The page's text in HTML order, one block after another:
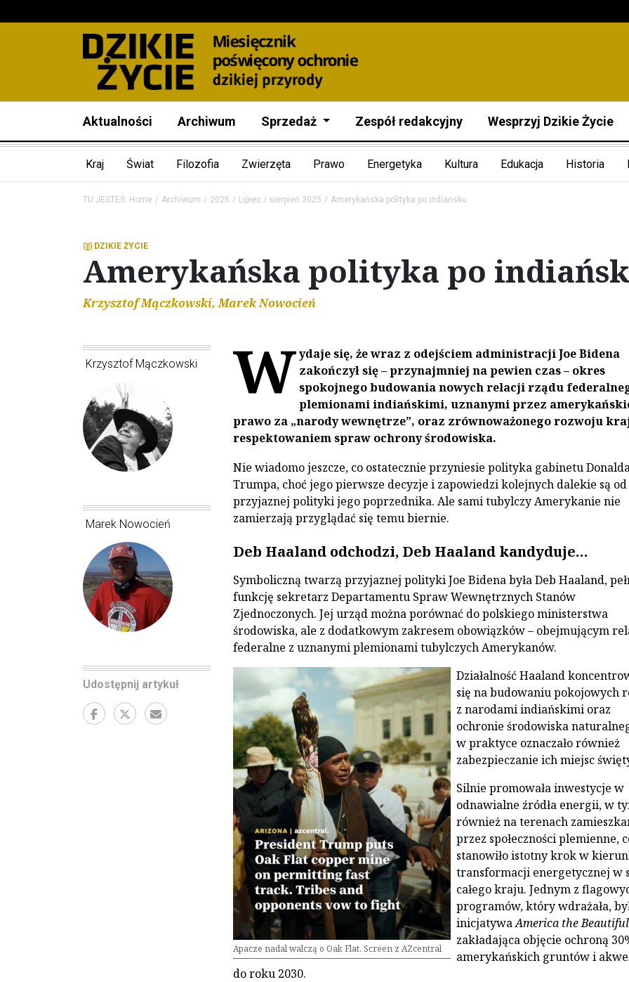
Aktualności Archiwum Sprzedaż Zespół redakcyjny Wesprzyj Dzikie Życie
Kraj Świat Filozofia Zwierzęta Prawo Energetyka Kultura Edukacja Historia
TU JESTEŚ: Home Archiwum 2025 Lipiec / sierpień 2025 Amerykańska polityka po indiańsku
DZIKIE ŻYCIE
Amerykańska polityka po
Krzysztof Mączkowski, Marek Nowocień
Krzysztof Mączkowski
Marek Nowocień
Udostępnij artykuł
Wydaje się, że wraz z odejściem administracji Joe Bidena
zakończył się – przynajmniej na pewien czas – okres
spokojnego budowania nowych relacji rządu
plemionami indiańskimi, uznanymi przez
prawo za „narody wewnętrze”, oraz zrównoważonego rozwoju
respektowaniem spraw ochrony środowiska.
Nie wiadomo jeszcze, co ostatecznie przyniesie polityka gabinetu
Trumpa, choć jego pierwsze decyzje i zapowiedzi kolejnych dalekie są od
przyjaznej polityki jego poprzednika. Ale sami tubylczy Amerykanie nie
zamierzają przyglądać się temu biernie.
Deb Haaland odchodzi, Deb Haaland kandyduje…
Symboliczną twarzą przyjaznej polityki Joe Bidena była Deb Haaland,
funkcję sekretarz Departamentu Spraw Wewnętrznych Stanów
Zjednoczonych. Jej urząd można porównać do polskiego ministerstwa
środowiska, ale z dodatkowym zakresem obowiązków – obejmującym
federalne z uznanymi plemionami tubylczych Amerykanów.
Apacze nadal walczą o Oak Flat. Screen z AZcentral
Działalność Haaland
się na budowaniu pokojowych
z narodami indiańskimi oraz
ochronie środowiska
w praktyce oznaczało również
zabezpieczanie ich miejsc
Silnie promowała inwestycje w
odnawialne źródła energii, w
również na terenach
przez społeczności plemienne,
stanowiło istotny krok w
transformacji energetycznej w
całego kraju. Jednym z
programów, który wdrażała,
inicjatywaAmerica the Beautiful
zakładająca objęcie ochroną
amerykańskich gruntów i
do roku 2030.